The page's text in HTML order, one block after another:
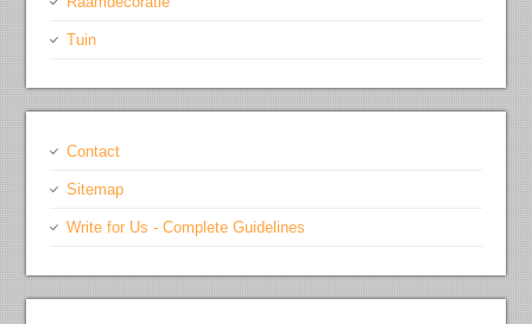
Tuin
Contact
Sitemap
Write for Us - Complete Guidelines